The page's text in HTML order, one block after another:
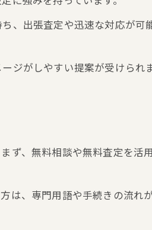
、出張査定や迅速な対応が可
ジがしやすい提案が受けられ
ず、無料相談や無料査定を活
は、専門用語や手続きの流れ